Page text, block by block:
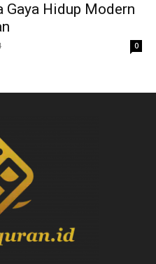
Gaya Hidup Modern
0